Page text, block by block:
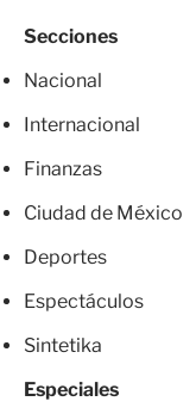
Secciones
Nacional
Internacional
Finanzas
Ciudad de México
Deportes
Espectáculos
Sintetika
Especiales